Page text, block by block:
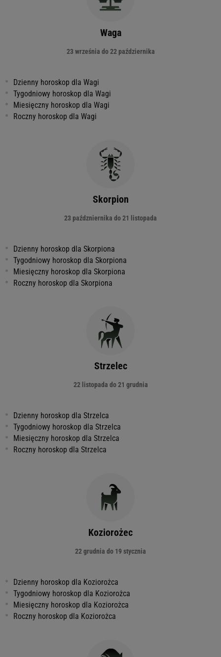
Waga
23 września do 22 października
Dzienny horoskop dla Wagi
Tygodniowy horoskop dla Wagi
Miesięczny horoskop dla Wagi
Roczny horoskop dla Wagi
Skorpion
23 paźdzniernika do 21 listopada
Dzienny horoskop dla Skorpiona
Tygodniowy horoskop dla Skorpiona
Miesięczny horoskop dla Skorpiona
Roczny horoskop dla Skorpiona
Strzelec
22 listopada do 21 grudnia
Dzienny horoskop dla Strzelca
Tygodniowy horoskop dla Strzelca
Miesięczny horoskop dla Strzelca
Roczny horoskop dla Strzelca
Koziorożec
22 grudnia do 19 stycznia
Dzienny horoskop dla Koziorożca
Tygodniowy horoskop dla Koziorożca
Miesięczny horoskop dla Koziorożca
Roczny horoskop dla Koziorożca